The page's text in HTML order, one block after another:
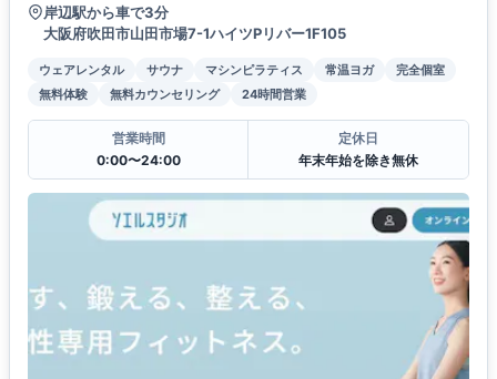
岸辺駅から車で3分
大阪府吹田市山田市場7-1ハイツPリバー1F105
ウェアレンタル サウナ マシンピラティス 常温ヨガ
完全個室
無料体験
無料カウンセリング 24時間営業
営業時間
0:00〜24:00
定休日
年末年始を除き無休